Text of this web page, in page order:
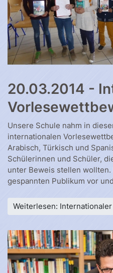
20.03.2014 -
Unsere Schule nahm in
internationalen
Arabisch, Türkisch und
Schülerinnen und Schüler,
unter Beweis stellen
gespannten Publikum vor
Weiterlesen: